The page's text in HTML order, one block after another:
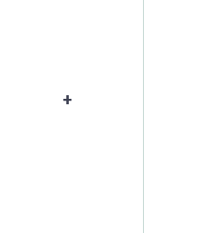
+